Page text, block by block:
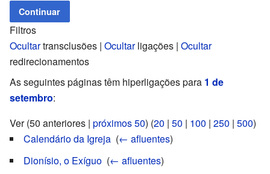
Filtros
Ocultartransclusões | Ocultarligações | Ocultar
redirecionamentos
As seguintes páginas têm hiperligações para 1 de
setembro:
Ver (50 anteriores | próximos 50) (20 | 50 | 100 | 250 | 500)
Calendário da Igreja (← afluentes)
Dionísio, o Exíguo (← afluentes)